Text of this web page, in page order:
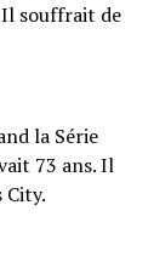
Il souffrait de
la Série
73 ans. Il
City.